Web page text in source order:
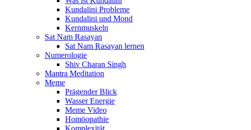
Kundalini Probleme
Kundalini und Mond
Kernmuskeln
Sat Nam Rasayan
Sat Nam Rasayan lernen
Numerologie
Shiv Charan Singh
Mantra Meditation
Meme
Prägender Blick
Wasser Energie
Meme Video
Homöopathie
Komplexität